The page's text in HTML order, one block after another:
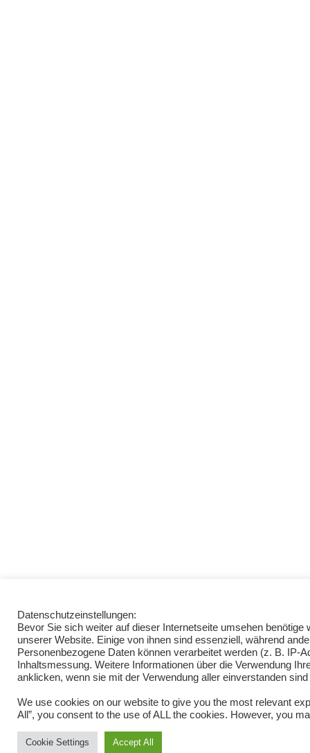
Datenschutzeinstellungen:
Bevor Sie sich weiter auf dieser Internetseite umsehen
unserer Website. Einige von ihnen sind essenziell, während
Personenbezogene Daten können verarbeitet werden (z. B. IP-
Inhaltsmessung. Weitere Informationen über die Verwendung
anklicken, wenn sie mit der Verwendung aller einverstanden
We use cookies on our website to give you the most relevant
All”, you consent to the use of ALL the cookies. However, you
Cookie Settings Accept All